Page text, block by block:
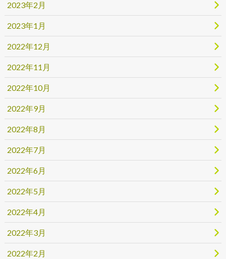
2023年2月
2023年1月
2022年12月
2022年11月
2022年10月
2022年9月
2022年8月
2022年7月
2022年6月
2022年5月
2022年4月
2022年3月
2022年2月